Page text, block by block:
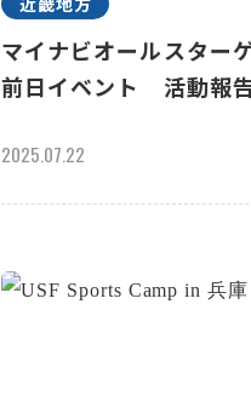
マイナビオールスター
前日イベント 活動報
2025.07.22